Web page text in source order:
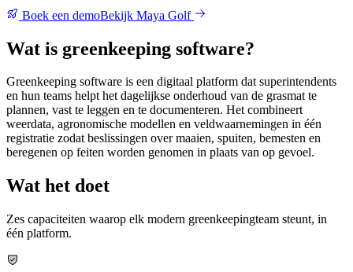
Boek een demoBekijk Maya Golf
Wat is greenkeeping software?
Greenkeeping software is een digitaal platform dat superintendents
en hun teams helpt het dagelijkse onderhoud van de grasmat te
plannen, vast te leggen en te documenteren. Het combineert
weerdata, agronomische modellen en veldwaarnemingen in één
registratie zodat beslissingen over maaien, spuiten, bemesten en
beregenen op feiten worden genomen in plaats van op gevoel.
Wat het doet
Zes capaciteiten waarop elk modern greenkeepingteam steunt, in
één platform.